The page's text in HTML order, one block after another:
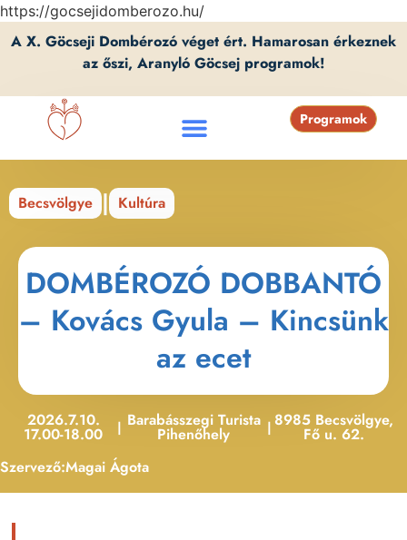
https://gocsejidomberozo.hu/
A X. Göcseji Dombérozó véget ért. Hamarosan érkeznek
az őszi, Aranyló Göcsej programok!
Programok
Becsvölgye | Kultúra
DOMBÉROZÓ DOBBANTÓ
– Kovács Gyula – Kincsünk
az ecet
2026.7.10.
17.00-18.00 | Barabásszegi Turista
Pihenőhely | 8985 Becsvölgye,
Fő u. 62.
Szervező:Magai Ágota